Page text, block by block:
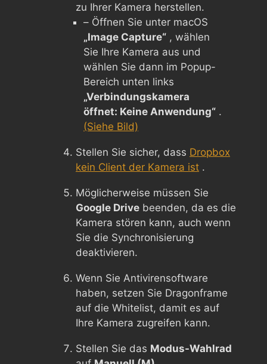
zu Ihrer Kamera herstellen.
– Öffnen Sie unter macOS
„Image Capture“ , wählen
Sie Ihre Kamera aus und
wählen Sie dann im Popup-
Bereich unten links
„Verbindungskamera
öffnet: Keine Anwendung“ .
(Siehe Bild)
Stellen Sie sicher, dass Dropbox
kein Client der Kamera ist .
Möglicherweise müssen Sie
Google Drive beenden, da es die
Kamera stören kann, auch wenn
Sie die Synchronisierung
deaktivieren.
Wenn Sie Antivirensoftware
haben, setzen Sie Dragonframe
auf die Whitelist, damit es auf
Ihre Kamera zugreifen kann.
Stellen Sie das Modus-Wahlrad